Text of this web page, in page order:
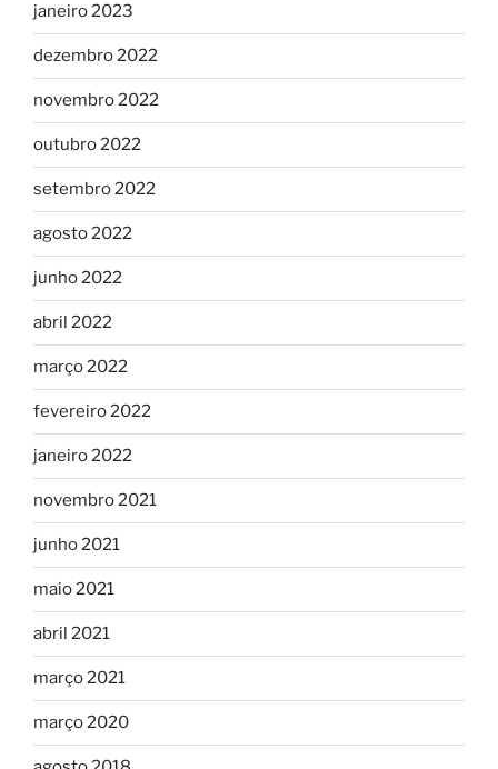
janeiro 2023
dezembro 2022
novembro 2022
outubro 2022
setembro 2022
agosto 2022
junho 2022
abril 2022
março 2022
fevereiro 2022
janeiro 2022
novembro 2021
junho 2021
maio 2021
abril 2021
março 2021
março 2020